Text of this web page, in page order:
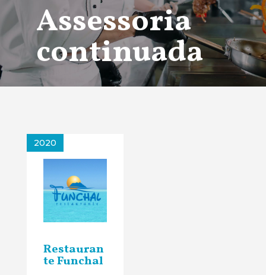
Assessoria
continuada
2020
Restauran
te Funchal